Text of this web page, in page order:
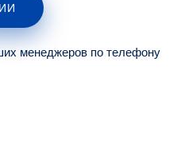
менеджеров по телефону